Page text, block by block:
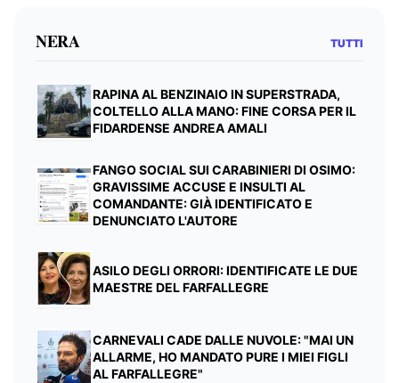
NERA TUTTI
RAPINA AL BENZINAIO IN SUPERSTRADA,
COLTELLO ALLA MANO: FINE CORSA PER IL
FIDARDENSE ANDREA AMALI
FANGO SOCIAL SUI CARABINIERI DI OSIMO:
GRAVISSIME ACCUSE E INSULTI AL
COMANDANTE: GIÀ IDENTIFICATO E
DENUNCIATO L'AUTORE
ASILO DEGLI ORRORI: IDENTIFICATE LE DUE
MAESTRE DEL FARFALLEGRE
CARNEVALI CADE DALLE NUVOLE: "MAI UN
ALLARME, HO MANDATO PURE I MIEI FIGLI
AL FARFALLEGRE"